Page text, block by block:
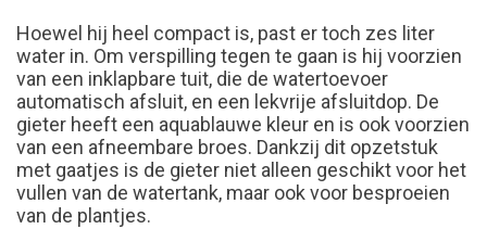
Hoewel hij heel compact is, past er toch zes liter
water in. Om verspilling tegen te gaan is hij voorzien
van een inklapbare tuit, die de watertoevoer
automatisch afsluit, en een lekvrije afsluitdop. De
gieter heeft een aquablauwe kleur en is ook voorzien
van een afneembare broes. Dankzij dit opzetstuk
met gaatjes is de gieter niet alleen geschikt voor het
vullen van de watertank, maar ook voor besproeien
van de plantjes.